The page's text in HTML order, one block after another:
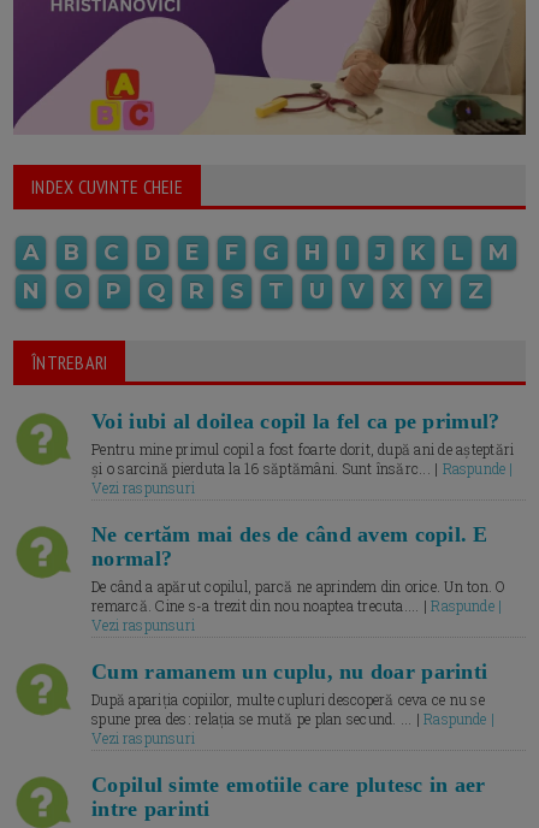
INDEX CUVINTE CHEIE
A B C D E F G H I J K L
M
N
O P Q R S T U V X Y Z
ÎNTREBARI
Voi iubi al doilea copil la fel ca pe primul?
Pentru mine primul copil a fost foarte dorit, după ani de așteptări
și o sarcină pierduta la 16 săptămâni. Sunt însărc... | Raspunde |
Vezi raspunsuri
Ne certăm mai des de când avem copil. E
normal?
De când a apărut copilul, parcă ne aprindem din orice. Un ton. O
remarcă. Cine s-a trezit din nou noaptea trecuta.... |Raspunde |
Vezi raspunsuri
Cum ramanem un cuplu, nu doar parinti
După apariția copiilor, multe cupluri descoperă ceva ce nu se
spune prea des: relația se mută pe plan secund. ... |Raspunde |
Vezi raspunsuri
Copilul simte emotiile care plutesc in aer
intre parinti